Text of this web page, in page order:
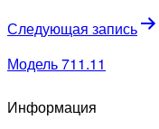
Следующая запись
Модель 711.11
Информация